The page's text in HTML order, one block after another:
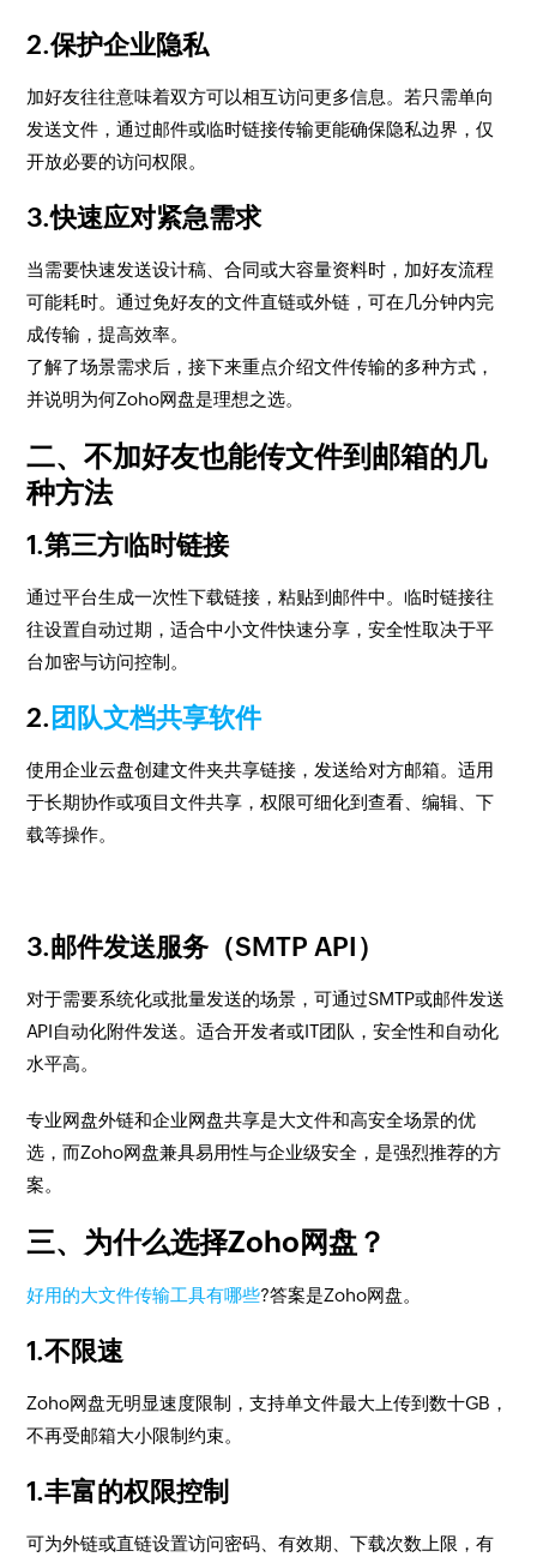
2.保护企业隐私
加好友往往意味着双方可以相互访问更多信息。若只需单向
发送文件，通过邮件或临时链接传输更能确保隐私边界，仅
开放必要的访问权限。
3.快速应对紧急需求
当需要快速发送设计稿、合同或大容量资料时，加好友流程
可能耗时。通过免好友的文件直链或外链，可在几分钟内完
成传输，提高效率。
了解了场景需求后，接下来重点介绍文件传输的多种方式，
并说明为何Zoho网盘是理想之选。
二、不加好友也能传文件到邮箱的几
种方法
1.第三方临时链接
通过平台生成一次性下载链接，粘贴到邮件中。临时链接往
往设置自动过期，适合中小文件快速分享，安全性取决于平
台加密与访问控制。
2. 团队文档共享软件
使用企业云盘创建文件夹共享链接，发送给对方邮箱。适用
于长期协作或项目文件共享，权限可细化到查看、编辑、下
载等操作。
3.邮件发送服务（SMTP API）
对于需要系统化或批量发送的场景，可通过SMTP或邮件发送
API自动化附件发送。适合开发者或IT团队，安全性和自动化
水平高。
专业网盘外链和企业网盘共享是大文件和高安全场景的优
选，而Zoho网盘兼具易用性与企业级安全，是强烈推荐的方
案。
三、为什么选择Zoho网盘？
好用的大文件传输工具有哪些?答案是Zoho网盘。
1.不限速
Zoho网盘无明显速度限制，支持单文件最大上传到数十GB，
不再受邮箱大小限制约束。
1.丰富的权限控制
可为外链或直链设置访问密码、有效期、下载次数上限，有